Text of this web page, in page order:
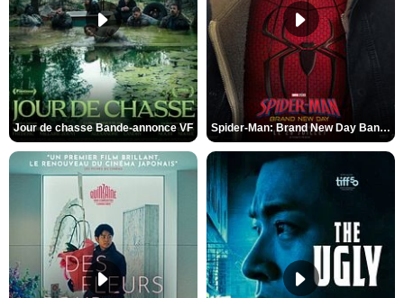
Jour de chasse Bande-annonce VF Spider-Man: Brand New Day Bande-annonce (3) VO STFR